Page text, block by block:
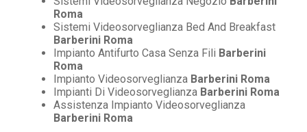
Roma
Sistemi Videosorveglianza Bed And Breakfast
Barberini Roma
Impianto Antifurto Casa Senza Fili Barberini
Roma
Impianto Videosorveglianza Barberini Roma
Impianti Di Videosorveglianza Barberini Roma
Assistenza Impianto Videosorveglianza
Barberini Roma